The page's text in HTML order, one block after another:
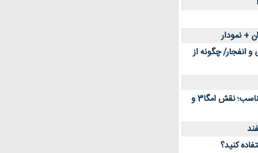
+ نمودار
و انفجار/ چگونه از
کاهش استرس و اضطراب با تغذیه مناسب؛ نقش امگا3 و
کنید؟